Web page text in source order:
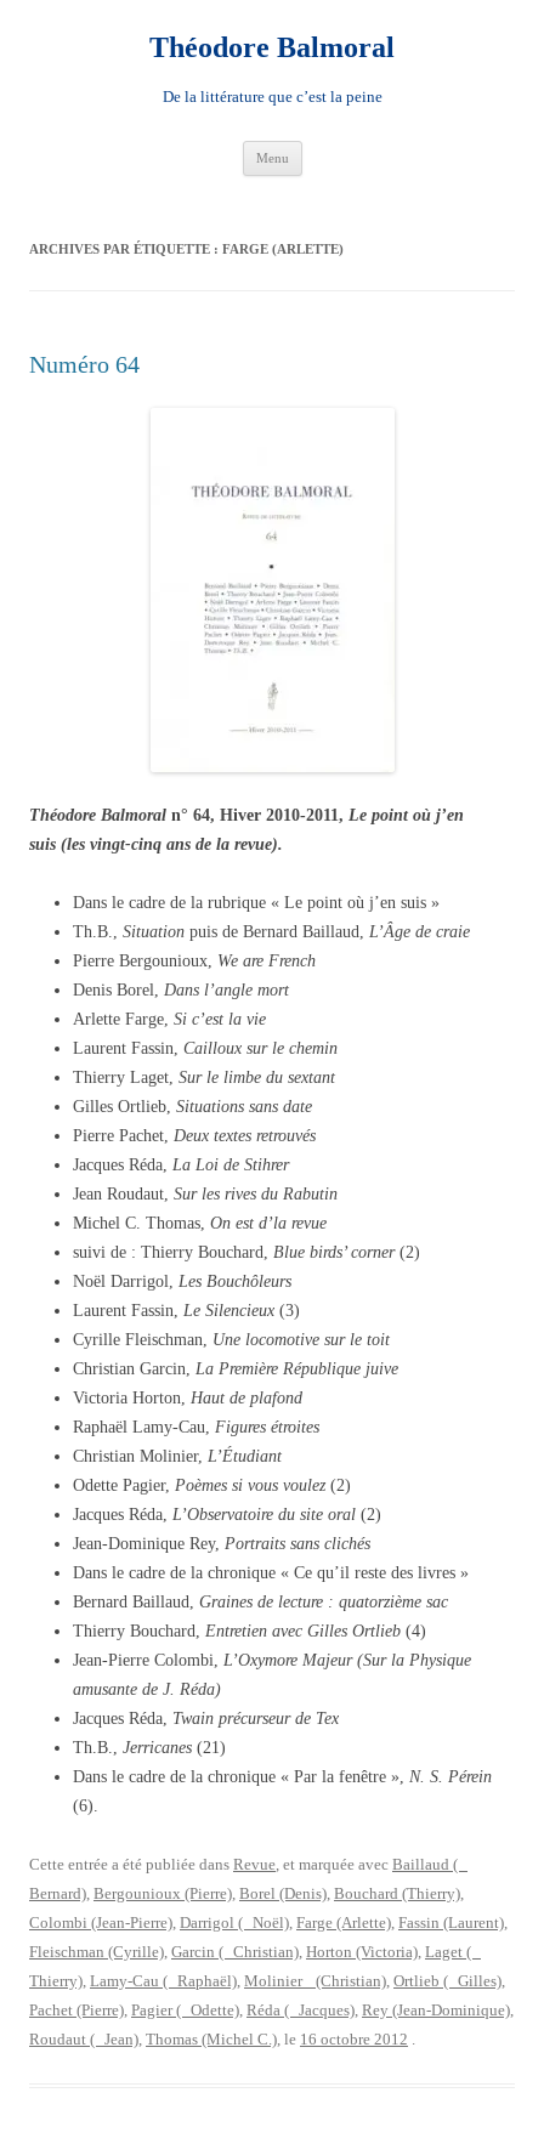
Théodore Balmoral
De la littérature que c’est la peine
Menu
ARCHIVES PAR ÉTIQUETTE : FARGE (ARLETTE)
Numéro 64
Théodore Balmoral n° 64, Hiver 2010-2011, Le point où j’en
suis (les vingt-cinq ans de la revue).
Dans le cadre de la rubrique « Le point où j’en suis »
Th.B., Situation puis de Bernard Baillaud, L’Âge de craie
Pierre Bergounioux, We are French
Denis Borel, Dans l’angle mort
Arlette Farge, Si c’est la vie
Laurent Fassin, Cailloux sur le chemin
Thierry Laget, Sur le limbe du sextant
Gilles Ortlieb, Situations sans date
Pierre Pachet, Deux textes retrouvés
Jacques Réda, La Loi de Stihrer
Jean Roudaut, Sur les rives du Rabutin
Michel C. Thomas, On est d’la revue
suivi de : Thierry Bouchard, Blue birds’ corner(2)
Noël Darrigol, Les Bouchôleurs
Laurent Fassin, Le Silencieux (3)
Cyrille Fleischman, Une locomotive sur le toit
Christian Garcin, La Première République juive
Victoria Horton, Haut de plafond
Raphaël Lamy-Cau, Figures étroites
Christian Molinier, L’Étudiant
Odette Pagier, Poèmes si vous voulez (2)
Jacques Réda, L’Observatoire du site oral (2)
Jean-Dominique Rey, Portraits sans clichés
Dans le cadre de la chronique « Ce qu’il reste des livres »
Bernard Baillaud, Graines de lecture : quatorzième sac
Thierry Bouchard, Entretien avec Gilles Ortlieb (4)
Jean-Pierre Colombi, L’Oxymore Majeur (Sur la Physique
amusante de J. Réda)
Jacques Réda, Twain précurseur de Tex
Th.B., Jerricanes (21)
Dans le cadre de la chronique « Par la fenêtre », N. S. Pérein
(6).
Cette entrée a été publiée dans Revue, et marquée avec Baillaud (
Bernard), Bergounioux (Pierre), Borel (Denis), Bouchard (Thierry),
Colombi (Jean-Pierre), Darrigol ( Noël), Farge (Arlette), Fassin (Laurent),
Fleischman (Cyrille), Garcin ( Christian), Horton (Victoria), Laget (
Thierry), Lamy-Cau ( Raphaël), Molinier (Christian), Ortlieb ( Gilles),
Pachet (Pierre), Pagier ( Odette), Réda ( Jacques), Rey (Jean-Dominique),
Roudaut ( Jean), Thomas (Michel C.), le 16 octobre 2012 .